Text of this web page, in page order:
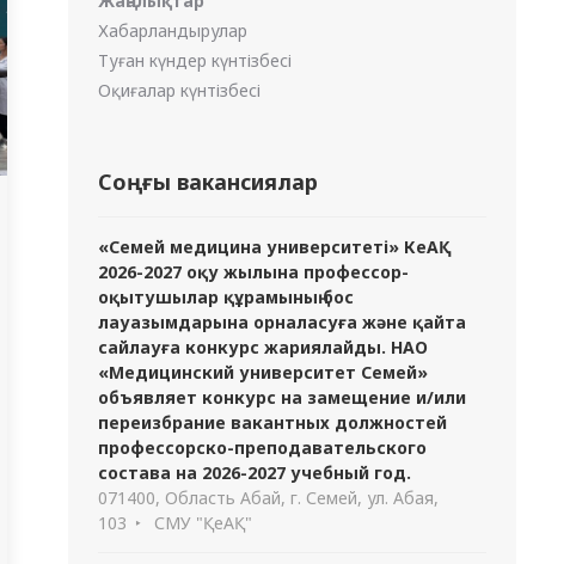
Хабарландырулар
Туған күндер күнтізбесі
Оқиғалар күнтізбесі
Соңғы вакансиялар
«Семей медицина университеті» КеАҚ
2026-2027 оқу жылына профессор-
оқытушылар құрамының бос
лауазымдарына орналасуға және қайта
сайлауға конкурс жариялайды. НАО
«Медицинский университет Семей»
объявляет конкурс на замещение и/или
переизбрание вакантных должностей
профессорско-преподавательского
состава на 2026-2027 учебный год.
071400, Область Абай, г. Семей, ул. Абая,
103
СМУ "ҚеАҚ"